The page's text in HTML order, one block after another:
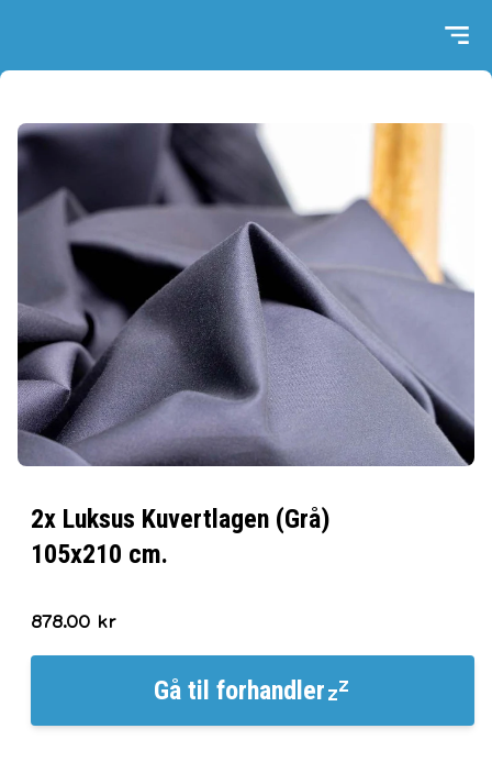
2x Luksus Kuvertlagen (Grå)
105x210 cm.
878.00 kr
Gå til forhandler